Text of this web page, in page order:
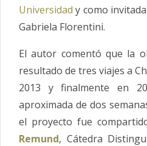
Universidad y como
Gabriela Florentini.
El autor comentó que la
resultado de tres viajes a
2013 y finalmente en
aproximada de dos
el proyecto fue
Remund, Cátedra